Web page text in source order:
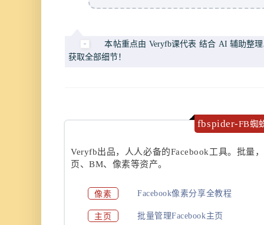
本帖重点由 Veryfb课代表 结合 AI 辅助整
获取全部细节！
fbspider-FB蜘
Veryfb出品，人人必备的Facebook工具。批量
页、BM、像素等资产。
像素 Facebook像素分享全教程
主页 批量管理Facebook主页